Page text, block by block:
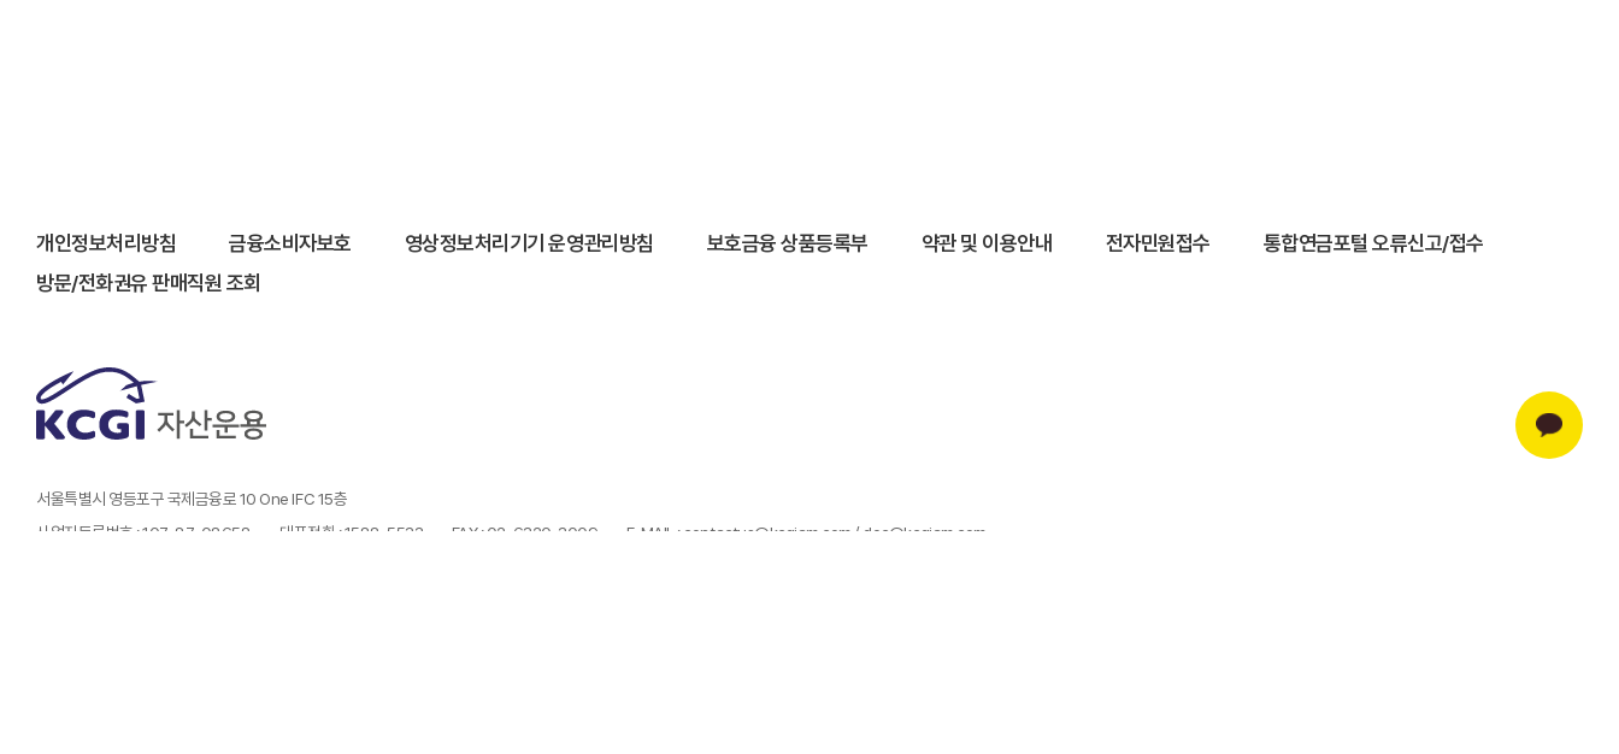
개인정보처리방침 금융소비자보호 영상정보처리기기 운영관리방침 보호금융 상품등록부 약관 및 이용안내 전자민원접수
통합연금포털 오류신고/접수
방문/전화권유 판매직원 조회
서울특별시 영등포구 국제금융로 10 One IFC 15층
사업자등록번호 : 107-87-08658
대표전화 : 1588-5533 FAX : 02-6320-3009 E-MAIL : contactus@kcgiam.com / doc@kcgiam.com